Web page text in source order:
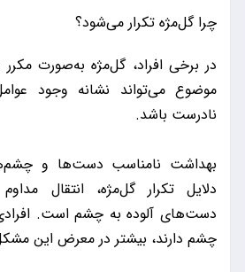
چرا گل‌مژه تکرار می‌شود؟
در برخی افراد، گل‌مژه به‌صورت
موضوع می‌تواند نشانه وجود
نادرست باشد.
بهداشت نامناسب دست‌ها و
دلایل تکرار گل‌مژه، انتقال
دست‌های آلوده به چشم است.
چشم دارند، بیشتر در معرض این مشکل